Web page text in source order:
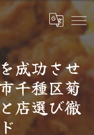
成功させ
千種区菊
店選び徹